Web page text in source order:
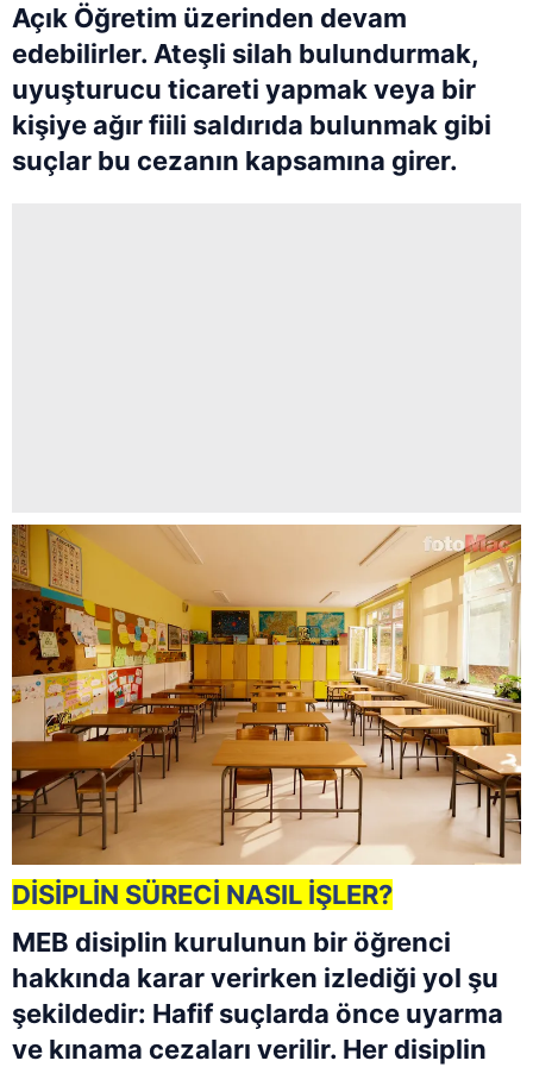
Açık Öğretim üzerinden devam
edebilirler. Ateşli silah bulundurmak,
uyuşturucu ticareti yapmak veya bir
kişiye ağır fiili saldırıda bulunmak gibi
suçlar bu cezanın kapsamına girer.
DİSİPLİN SÜRECİ NASIL İŞLER?
MEB disiplin kurulunun bir öğrenci
hakkında karar verirken izlediği yol şu
şekildedir: Hafif suçlarda önce uyarma
ve kınama cezaları verilir. Her disiplin